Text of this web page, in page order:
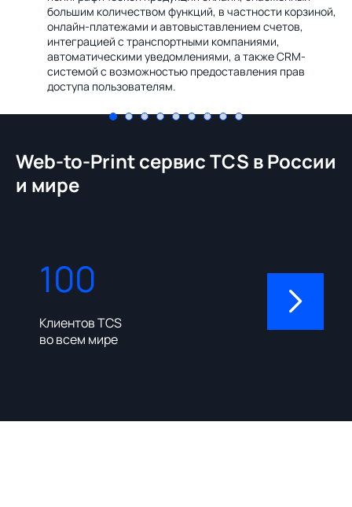
большим количеством функций, в частности корзиной,
онлайн-платежами и автовыставлением счетов,
интеграцией с транспортными компаниями,
автоматическими уведомлениями, а также CRM-
системой с возможностью предоставления прав
доступа пользователям.
Web-to-Print сервис TCS в России
и мире
100
Клиентов TCS
во всем мире
310